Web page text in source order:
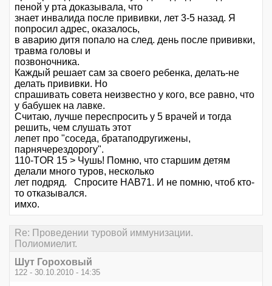
пеной у рта доказывала, что
знает инвалида после прививки, лет 3-5 назад. Я
попросил адрес, оказалось,
в аварию дитя попало на след. день после прививки,
травма головы и
позвоночника.
Каждый решает сам за своего ребенка, делать-не
делать прививки. Но
спрашивать совета неизвестно у кого, все равно, что
у бабушек на лавке.
Считаю, лучше переспросить у 5 врачей и тогда
решить, чем слушать этот
лепет про "соседа, братаподругижены,
парнячерездорогу".
110-TOR 15 > Чушь! Помню, что старшим детям
делали много туров, несколько
лет подряд. Спросите НАВ71. И не помню, чтоб кто-
то отказывался.
имхо.
Re: Проведении туровой иммунизации.
Полиомиелит.
Шут Гороховый
122 - 30.10.2010 - 14:35